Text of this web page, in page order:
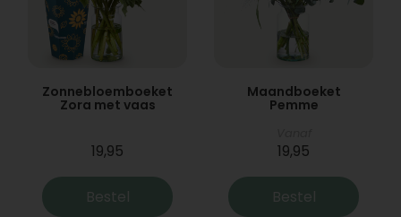
Zonnebloemboeket
Zora met vaas
19,95
Bestel
Maandboeket
Pemme
19,95
Bestel